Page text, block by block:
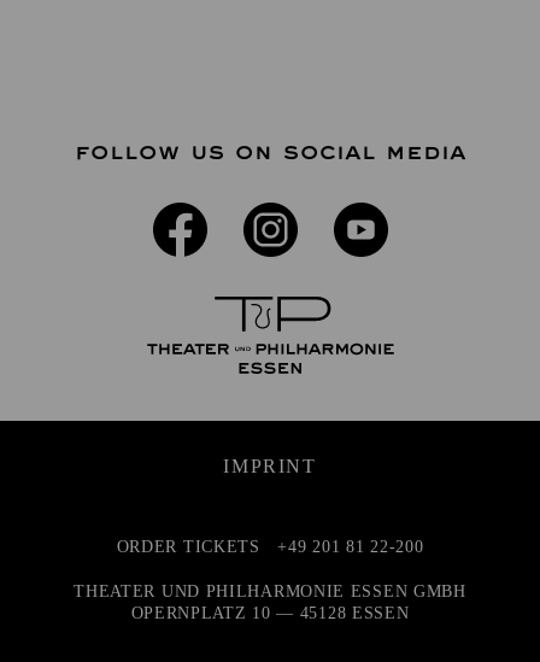
FOLLOW US ON SOCIAL MEDIA
IMPRINT
ORDER TICKETS +49 201 81 22-200
THEATER UND PHILHARMONIE ESSEN GMBH
OPERNPLATZ 10 — 45128 ESSEN